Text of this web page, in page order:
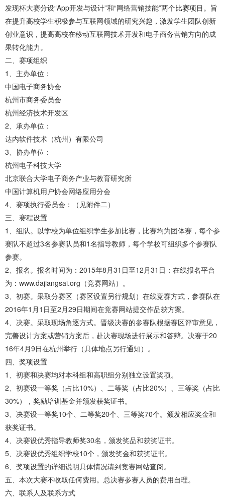
发现杯大赛分设“App开发与设计”和“网络营销技能”两个比赛项目。旨
在提升高校学生积极参与互联网领域的研究兴趣，激发学生团队创新
创业意识，提高高校在移动互联网技术开发和电子商务营销方向的成
果转化能力。
二、赛项组织
1、主办单位：
中国电子商务协会
杭州市商务委员会
杭州经济技术开发区
2、承办单位：
达内软件技术（杭州）有限公司
3、协办单位：
杭州电子科技大学
北京联合大学电子商务产业与教育研究所
中国计算机用户协会网络应用分会
4、赛项执行委员会：（见附件二）
三、赛程设置
1、组队。以学校为单位组织学生参加比赛，比赛均为团体赛，每个参
赛队不超过3名参赛队员和1名指导教师，每个学校可组织多个参赛队
参赛。
2、报名。报名时间为：2015年8月31日至12月31日；在线报名平台
为：www.dajiangsai.org（竞赛网站）。
3、初赛。采取分赛区（赛区设置另行规划）在线竞赛方式，参赛队在
2016年1月1日至2月29日期间在竞赛网站提交作品获方案。
4、决赛。采取现场角逐方式。晋级决赛的参赛队根据赛区评审意见，
完善设计方案或营销方案后，赴决赛现场进行展示和答辩。决赛于20
16年4月9日在杭州举行（具体地点另行通知）。
四、奖项设置
1、初赛和决赛均对本科组和高职组分别独立设置奖项。
2、初赛设一等奖（占比10%）、二等奖（占比20%）、三等奖（占比
30%），奖励培训基金并颁发获奖证书。
3、决赛设一等奖10个、二等奖20个、三等奖70个。颁发相应奖金和
获奖证书。
4、决赛设优秀指导教师奖30名，颁发奖品和获奖证书。
5、决赛设优秀组织学校10个，颁发奖金和获奖证书。
6、奖项设置的详细说明具体情况请到竞赛网站查阅。
五、本次大赛不收取任何费用。总决赛参赛人员的费用自理。
六、联系人及联系方式